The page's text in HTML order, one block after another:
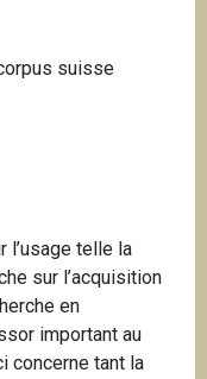
suisse
l’usage telle la
sur l’acquisition
en
important au
concerne tant la